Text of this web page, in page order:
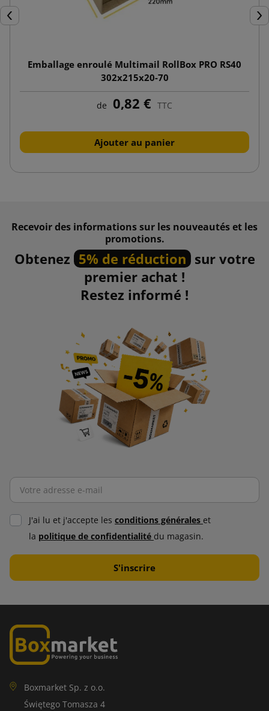
Précédent
Emballage enroulé Multimail RollBox PRO RS40
302x215x20-70
de 0,82 € TTC
Ajouter au panier
Recevoir des informations sur les nouveautés et les
promotions.
Obtenez 5% de réduction sur votre
premier achat !
Restez informé !
J'ai lu et j'accepte les conditions générales et
la politique de confidentialité du magasin.
Boxmarket Sp. z o.o.
Świętego Tomasza 4